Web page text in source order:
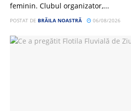
feminin. Clubul organizator,...
POSTAT DE BRĂILA NOASTRĂ 06/08/2026